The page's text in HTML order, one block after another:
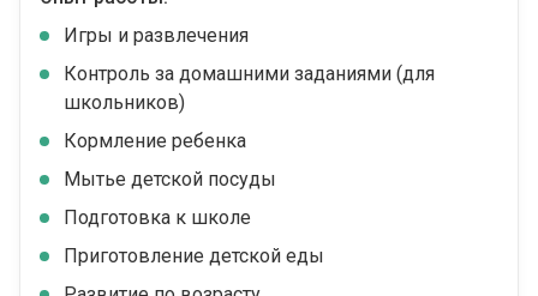
Игры и развлечения
Контроль за домашними заданиями (для
школьников)
Кормление ребенка
Мытье детской посуды
Подготовка к школе
Приготовление детской еды